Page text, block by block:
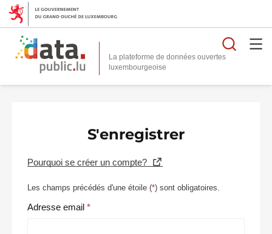
La plateforme de données ouvertes
S'enregistrer
Pourquoi se créer un compte?
Les champs précédés d'une étoile (*) sont obligatoires.
Adresse email